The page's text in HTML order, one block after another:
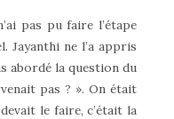
pas pu faire l’étape
Jayanthi ne l’a appris
abordé la question du
pas ? ». On était
le faire, c’était la